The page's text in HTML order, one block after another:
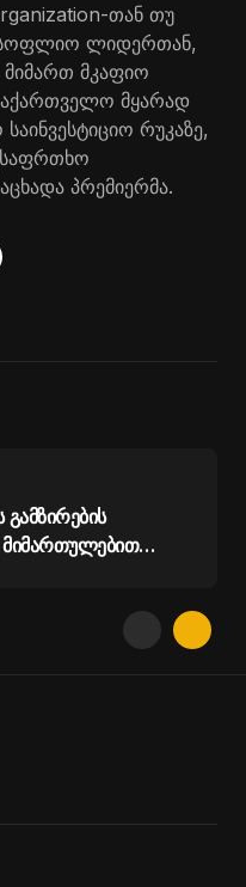
თან თუ
ლიდერთან,
მიმართ მკაფიო
მყარად
რუკაზე,
პრემიერმა.
გამზირების
მიმართულებით